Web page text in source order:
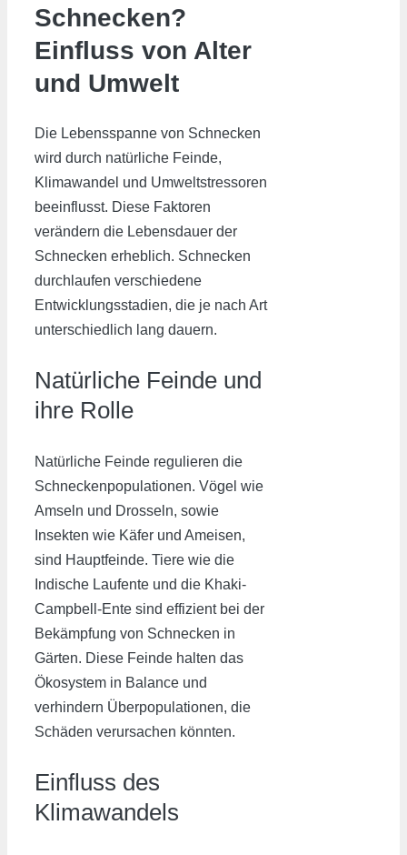
Schnecken?
Einfluss von Alter
und Umwelt
Die Lebensspanne von Schnecken
wird durch natürliche Feinde,
Klimawandel und Umweltstressoren
beeinflusst. Diese Faktoren
verändern die Lebensdauer der
Schnecken erheblich. Schnecken
durchlaufen verschiedene
Entwicklungsstadien, die je nach Art
unterschiedlich lang dauern.
Natürliche Feinde und
ihre Rolle
Natürliche Feinde regulieren die
Schneckenpopulationen. Vögel wie
Amseln und Drosseln, sowie
Insekten wie Käfer und Ameisen,
sind Hauptfeinde. Tiere wie die
Indische Laufente und die Khaki-
Campbell-Ente sind effizient bei der
Bekämpfung von Schnecken in
Gärten. Diese Feinde halten das
Ökosystem in Balance und
verhindern Überpopulationen, die
Schäden verursachen könnten.
Einfluss des
Klimawandels